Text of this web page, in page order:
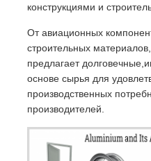
конструкциями и
От авиационных
строительных
предлагает
основе сырья для
производственных
производителей.